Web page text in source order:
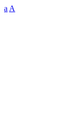
a A